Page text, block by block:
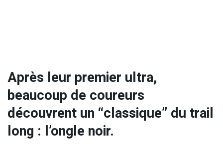
Après leur premier ultra,
beaucoup de coureurs
découvrent un “classique” du trail
long : l’ongle noir.